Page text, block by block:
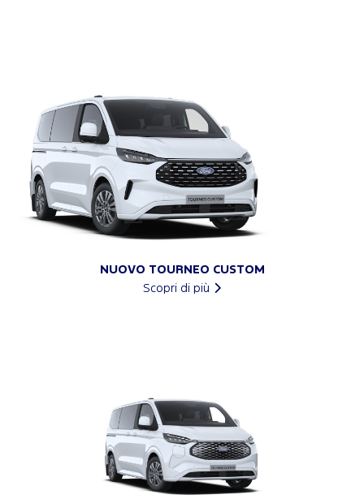
NUOVO TOURNEO CUSTOM
Scopri di più